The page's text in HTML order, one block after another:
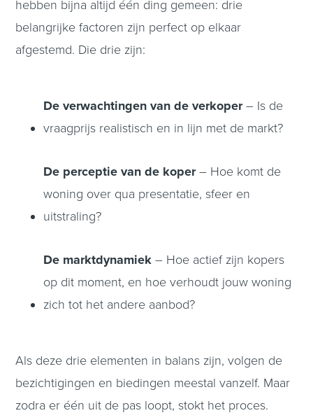
hebben bijna altijd één ding gemeen: drie
belangrijke factoren zijn perfect op elkaar
afgestemd. Die drie zijn:
De verwachtingen van de verkoper– Is de
vraagprijs realistisch en in lijn met de markt?
De perceptie van de koper– Hoe komt de
woning over qua presentatie, sfeer en
uitstraling?
De marktdynamiek – Hoe actief zijn kopers
op dit moment, en hoe verhoudt jouw woning
zich tot het andere aanbod?
Als deze drie elementen in balans zijn, volgen de
bezichtigingen en biedingen meestal vanzelf. Maar
zodra er één uit de pas loopt, stokt het proces.